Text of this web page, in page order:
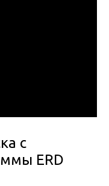
с
ERD